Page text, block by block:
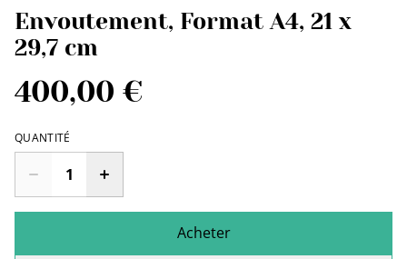
Envoutement, Format A4, 21 x
29,7 cm
400,00 €
QUANTITÉ
Acheter